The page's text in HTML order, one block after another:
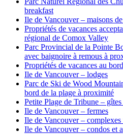
breakfast
Ile de Vancouver – maisons
Propriétés de vacances
régional de Comox Valley
Parc Provincial de la Pointe
avec baignoire à remous à
Propriétés de vacances au
Ile de Vancouver – lodges
Parc de Ski de Wood
bord de la plage à proximité
Petite Plage de Tribune – gîtes
Ile de Vancouver – fermes
Ile de Vancouver – complexes
Ile de Vancouver – condos et